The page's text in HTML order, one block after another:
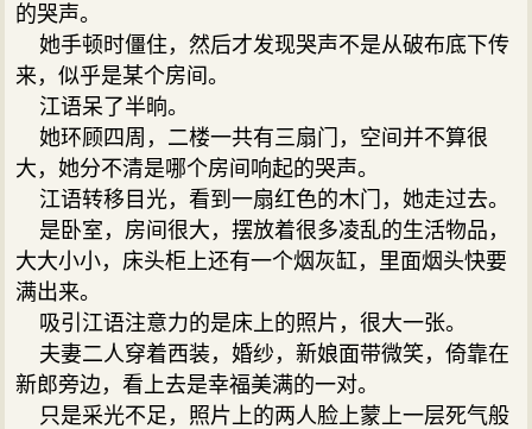
的哭声。
她手顿时僵住，然后才发现哭声不是从破布底下传
来，似乎是某个房间。
江语呆了半晌。
她环顾四周，二楼一共有三扇门，空间并不算很
大，她分不清是哪个房间响起的哭声。
江语转移目光，看到一扇红色的木门，她走过去。
是卧室，房间很大，摆放着很多凌乱的生活物品，
大大小小，床头柜上还有一个烟灰缸，里面烟头快要
满出来。
吸引江语注意力的是床上的照片，很大一张。
夫妻二人穿着西装，婚纱，新娘面带微笑，倚靠在
新郎旁边，看上去是幸福美满的一对。
只是采光不足，照片上的两人脸上蒙上一层死气般